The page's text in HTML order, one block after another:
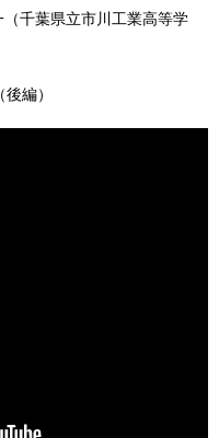
千葉県立市川工業高等学
編）